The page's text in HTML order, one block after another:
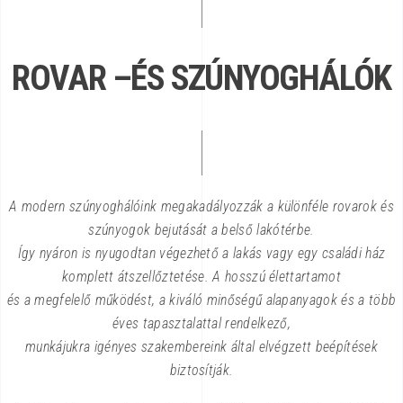
ROVAR –ÉS SZÚNYOGHÁLÓK
A modern szúnyoghálóink megakadályozzák a különféle rovarok és
szúnyogok bejutását a belső lakótérbe.
Így nyáron is nyugodtan végezhető a lakás vagy egy családi ház
komplett átszellőztetése. A hosszú élettartamot
és a megfelelő működést, a kiváló minőségű alapanyagok és a több
éves tapasztalattal rendelkező,
munkájukra igényes szakembereink által elvégzett beépítések
biztosítják.